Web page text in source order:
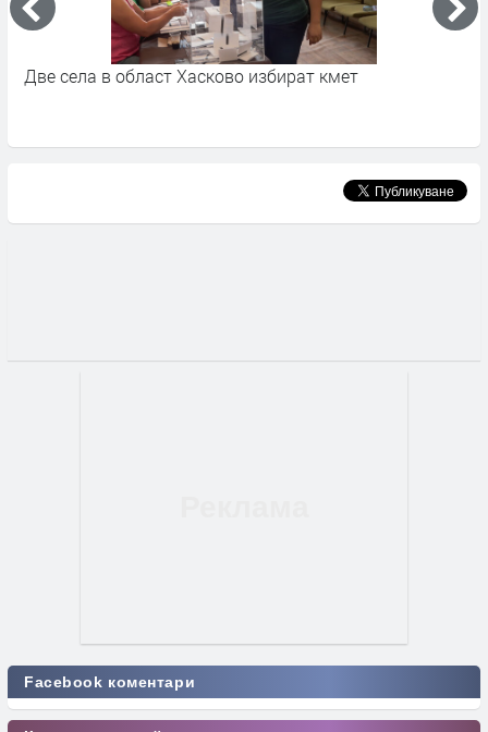
Делян Пеевски – водач на листата на „ДПС-Ново
Facebook коментари